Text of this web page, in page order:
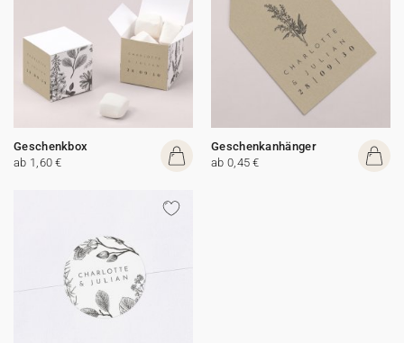
Geschenkbox
ab 1,60 €
Geschenkanhänger
ab 0,45 €